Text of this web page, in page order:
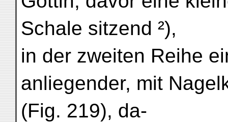
Schale sitzend ²),
in der zweiten Reihe
anliegender, mit
(Fig. 219), da-